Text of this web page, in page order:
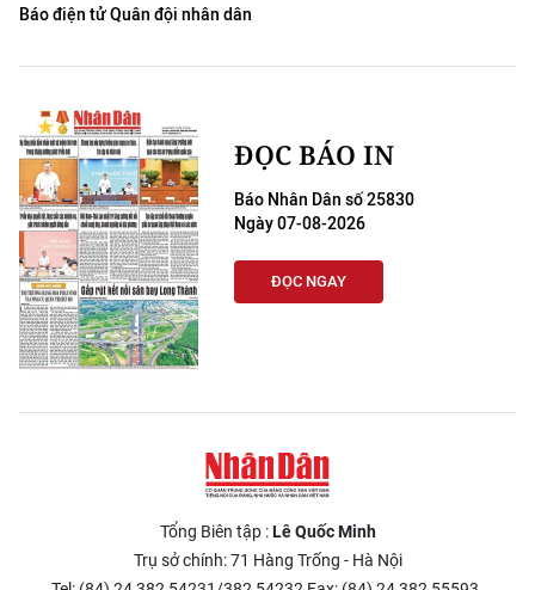
Báo điện tử Quân đội nhân dân
ĐỌC BÁO IN
Báo Nhân Dân số 25830
Ngày 07-08-2026
ĐỌC NGAY
Tổng Biên tập :Lê Quốc Minh
Trụ sở chính: 71 Hàng Trống - Hà Nội